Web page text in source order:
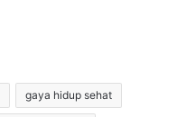
gaya hidup sehat